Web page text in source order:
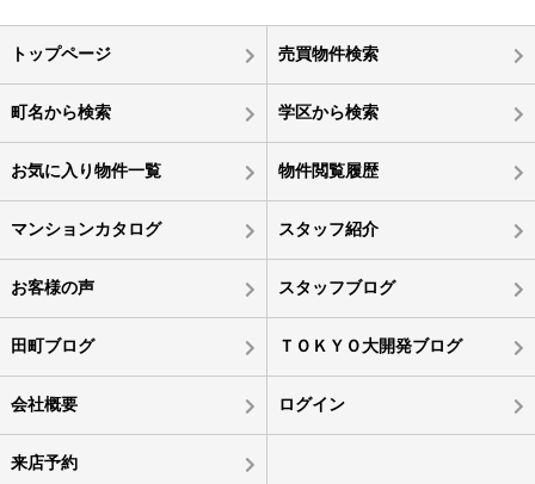
トップページ 売買物件検索
町名から検索 学区から検索
お気に入り物件一覧 物件閲覧履歴
マンションカタログ スタッフ紹介
お客様の声 スタッフブログ
田町ブログ ＴＯＫＹＯ大開発ブログ
会社概要 ログイン
来店予約